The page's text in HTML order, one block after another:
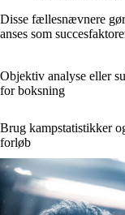
Disse fællesnævnere
anses som
Objektiv analyse eller
for boksning
Brug kampstatistikker
forløb